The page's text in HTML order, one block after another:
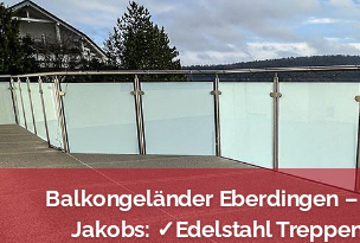
Balkongeländer Eberdingen
Jakobs: ✓Edelstahl